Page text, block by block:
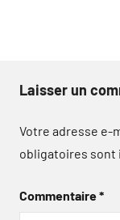
Laisser un
Votre adresse e-
obligatoires sont
Commentaire*